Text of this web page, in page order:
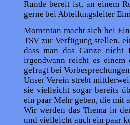
Runde bereit ist, an einem
gerne bei Abteilungsleiter
Momentan macht sich bei
TSV zur Verfügung stellen,
dass man das Ganze
irgendwann reicht es
gefragt bei
Unser Verein strebt
sie vielleicht sogar bereits
ein paar Mehr geben, die mit
Wir werden das Thema in
und vielleicht auch ein paar